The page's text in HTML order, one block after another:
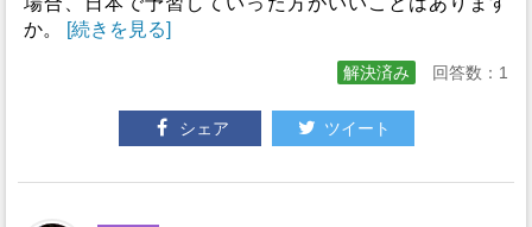
か。
[続きを見る]
解決済み 回答数：1
シェア ツイート